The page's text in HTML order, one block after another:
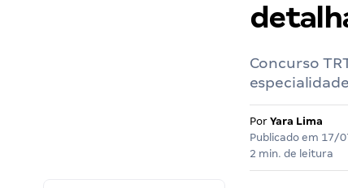
Concurso
Por Yara Lima
Publicado em 17/
2 min. de leitura